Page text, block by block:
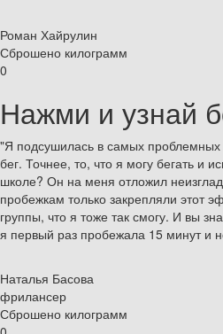
Роман Хайрулин
Сброшено килограмм
0
Нажми и узнай
"Я подсушилась в самых
бег. Точнее, то, что я могу бегать и
школе? Он на меня отложил
пробежкам только закрепляли этот
группы, что я тоже так смогу. И вы
я первый раз пробежала 15 минут и
Наталья Басова
фрилансер
Сброшено килограмм